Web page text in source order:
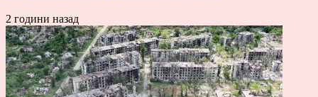
2 години назад